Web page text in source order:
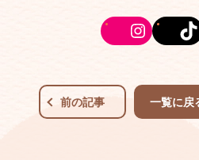
前の記事 一覧に戻